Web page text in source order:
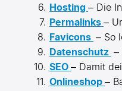
Hosting – Die
Permalinks –
Favicons – So
Datenschutz –
SEO – Damit
Onlineshop –